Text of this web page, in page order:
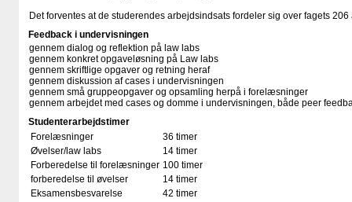
Det forventes at de studerendes arbejdsindsats fordeler sig over fagets
Feedback i undervisningen
gennem dialog og reflektion på law labs
gennem konkret opgaveløsning på Law labs
gennem skriftlige opgaver og retning heraf
gennem diskussion af cases i undervisningen
gennem små gruppeopgaver og opsamling herpå i forelæsninger
gennem arbejdet med cases og domme i undervisningen, både peer
Studenterarbejdstimer
Forelæsninger
36 timer
Øvelser/law labs
14 timer
Forberedelse til forelæsninger 100 timer
forberedelse til øvelser
14 timer
Eksamensbesvarelse
42 timer